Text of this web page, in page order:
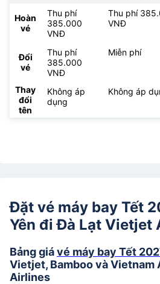
Hoàn
vé
Thu phí
385.000
VNĐ
Thu phí
VNĐ
Đổi
vé
Thu phí
385.000
VNĐ
Miễn phí
Thay
đổi
tên
Không áp
dụng
Không áp
Đặt vé máy bay Tết
Yên đi Đà Lạt Vietjet
Bảng giávé máy bay Tết
Vietjet, Bamboo và Vietnam
Airlines